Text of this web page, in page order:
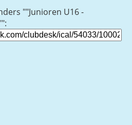
""Junioren U16 -